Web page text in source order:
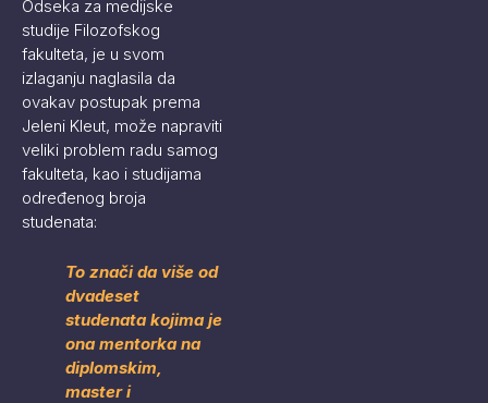
Odseka za medijske
studije Filozofskog
fakulteta, je u svom
izlaganju naglasila da
ovakav postupak prema
Jeleni Kleut, može napraviti
veliki problem radu samog
fakulteta, kao i studijama
određenog broja
studenata:
To znači da više od
dvadeset
studenata kojima je
ona mentorka na
diplomskim,
master i